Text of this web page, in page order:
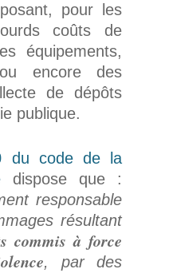
pour les
coûts de
équipements,
encore des
de dépôts
publique.
du code de la
dispose que :
responsable
résultant
commis à force
, par des